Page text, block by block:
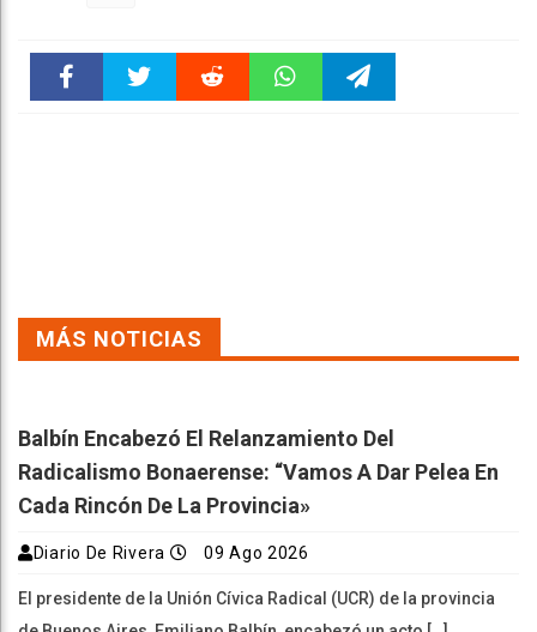
MÁS NOTICIAS
Balbín Encabezó El Relanzamiento Del
Radicalismo Bonaerense: “Vamos A Dar Pelea En
Cada Rincón De La Provincia»
Diario De Rivera 09 Ago 2026
El presidente de la Unión Cívica Radical (UCR) de la provincia